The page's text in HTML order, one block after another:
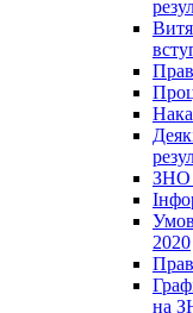
ЗНО
2020
на